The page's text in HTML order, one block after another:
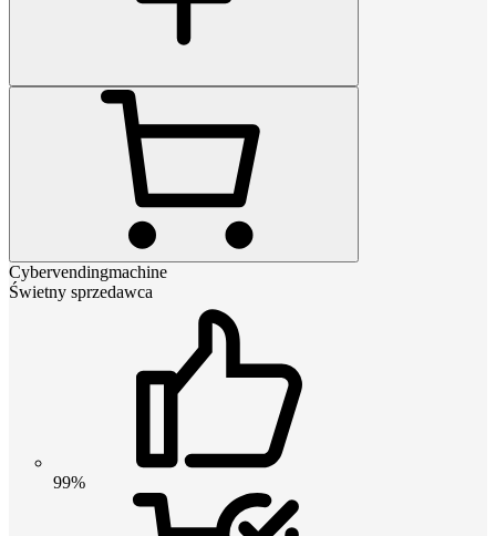
Cybervendingmachine
Świetny sprzedawca
99%